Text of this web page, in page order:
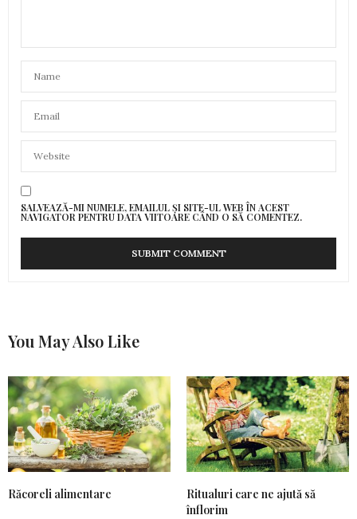
SALVEAZĂ-MI NUMELE, EMAILUL ȘI SITE-UL WEB ÎN ACEST
NAVIGATOR PENTRU DATA VIITOARE CÂND O SĂ COMENTEZ.
You May Also Like
Răcoreli alimentare
Ritualuri care ne ajută să
înflorim